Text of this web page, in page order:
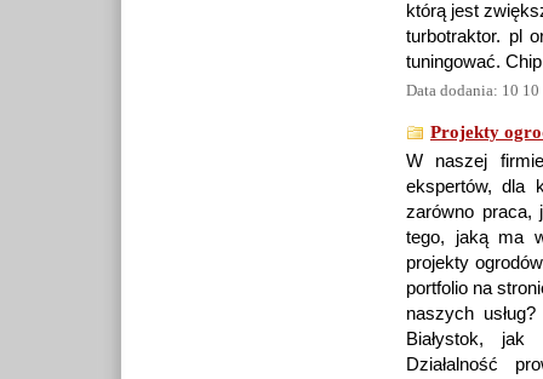
którą jest
turbotraktor. pl
tuningować.
Data dodania: 10
Projekty
W naszej
ekspertów, dla
zarówno praca,
tego, jaką ma
projekty
portfolio na
naszych
Białystok, jak
Działalność